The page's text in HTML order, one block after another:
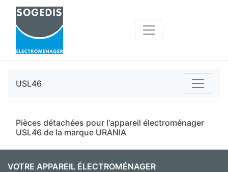
USL46
Pièces détachées pour l'appareil électroménager
USL46 de la marque URANIA
VOTRE APPAREIL ÉLECTROMÉNAGER